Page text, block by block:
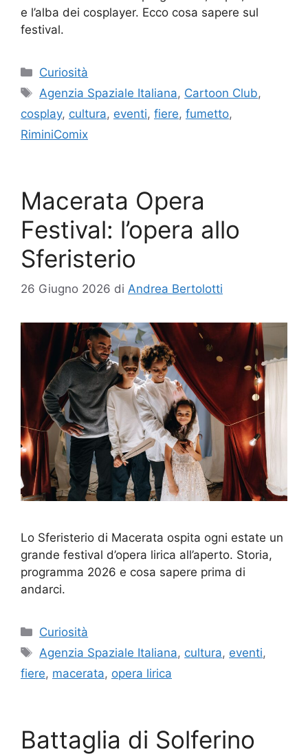
e l’alba dei cosplayer. Ecco cosa sapere sul
festival.
Categorie
Curiosità
Tag
Agenzia Spaziale Italiana, Cartoon Club,
cosplay, cultura, eventi, fiere, fumetto,
RiminiComix
Macerata Opera
Festival: l’opera allo
Sferisterio
26 Giugno 2026 di Andrea Bertolotti
Lo Sferisterio di Macerata ospita ogni estate un
grande festival d’opera lirica all’aperto. Storia,
programma 2026 e cosa sapere prima di
andarci.
Categorie
Curiosità
Tag
Agenzia Spaziale Italiana, cultura, eventi,
fiere, macerata, opera lirica
Battaglia di Solferino